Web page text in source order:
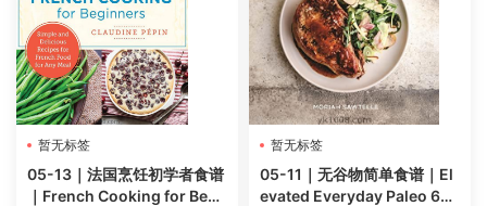
暂无标签
05-13｜法国烹饪初学者食谱
｜French Cooking for Begi
暂无标签
05-11｜无谷物简单食谱｜El
evated Everyday Paleo 60